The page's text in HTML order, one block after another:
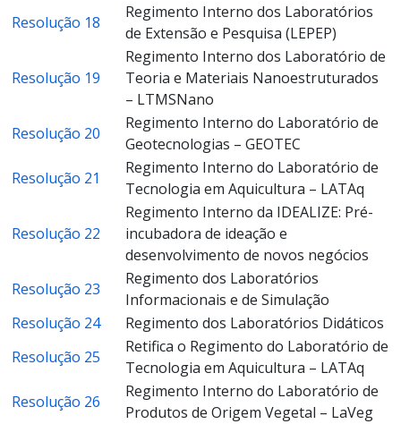
Resolução 18
Regimento Interno dos Laboratórios
de Extensão e Pesquisa (LEPEP)
Resolução 19
Regimento Interno dos Laboratório de
Teoria e Materiais Nanoestruturados
– LTMSNano
Resolução 20
Regimento Interno do Laboratório de
Geotecnologias – GEOTEC
Resolução 21
Regimento Interno do Laboratório de
Tecnologia em Aquicultura – LATAq
Resolução 22
Regimento Interno da IDEALIZE: Pré-
incubadora de ideação e
desenvolvimento de novos negócios
Resolução 23
Regimento dos Laboratórios
Informacionais e de Simulação
Resolução 24
Regimento dos Laboratórios Didáticos
Resolução 25
Retifica o Regimento do Laboratório de
Tecnologia em Aquicultura – LATAq
Resolução 26
Regimento Interno do Laboratório de
Produtos de Origem Vegetal – LaVeg